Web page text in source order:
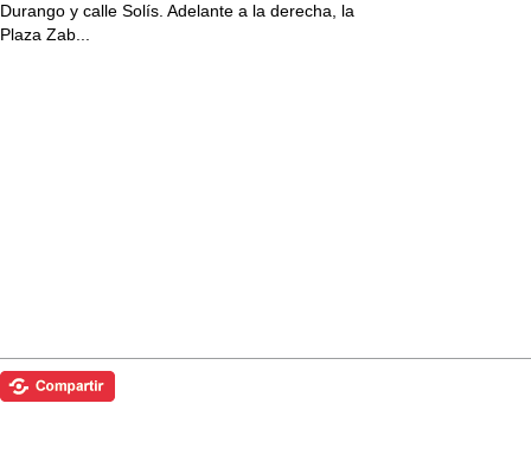
Durango y calle Solís. Adelante a la derecha, la
Plaza Zab...